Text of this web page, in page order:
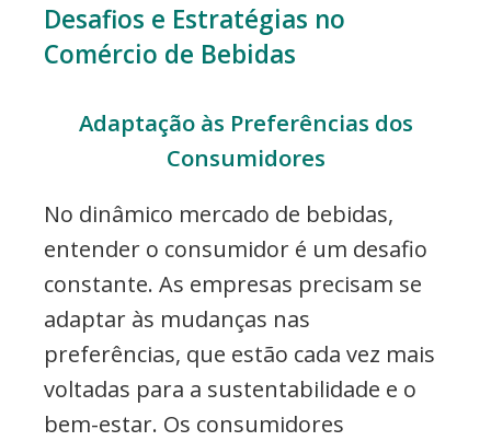
Desafios e Estratégias no
Comércio de Bebidas
Adaptação às Preferências dos
Consumidores
No dinâmico mercado de bebidas,
entender o consumidor é um desafio
constante. As empresas precisam se
adaptar às mudanças nas
preferências, que estão cada vez mais
voltadas para a sustentabilidade e o
bem-estar. Os consumidores